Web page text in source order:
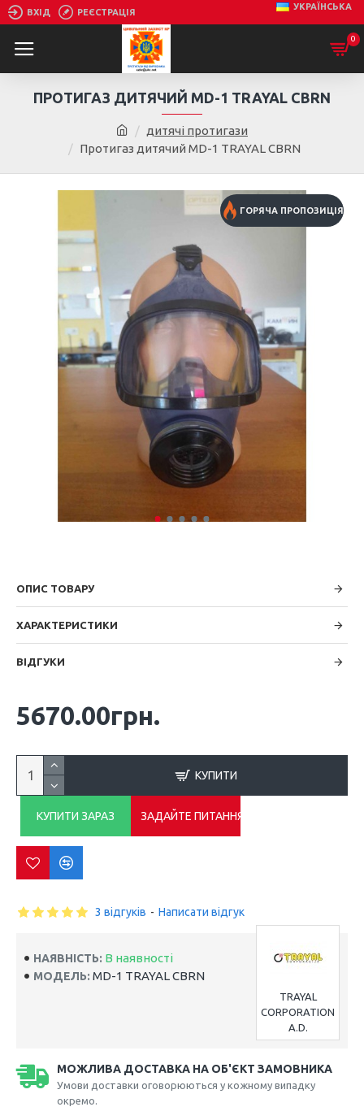
ВХІД РЕЄСТРАЦІЯ
УКРАЇНСЬКА
0
дитячі протигази
Протигаз дитячий MD-1 TRAYAL CBRN
ПРОТИГАЗ ДИТЯЧИЙ MD-1 TRAYAL CBRN
ГОРЯЧА ПРОПОЗИЦІЯ
ОПИС ТОВАРУ
ХАРАКТЕРИСТИКИ
ВІДГУКИ
МОЖЛИВА ДОСТАВКА НА ОБ'ЄКТ ЗАМОВНИКА
Умови доставки оговорюються у кожному випадку
окремо.
НАЯВНІСТЬ: В наявності
МОДЕЛЬ: MD-1 TRAYAL CBRN
TRAYAL
CORPORATION
A.D.
3 відгуків - Написати відгук
5670.00грн.
КУПИТИ
КУПИТИ ЗАРАЗ ЗАДАЙТЕ ПИТАННЯ